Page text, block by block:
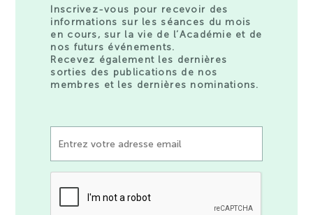
Inscrivez-vous pour recevoir des
informations sur les séances du mois
en cours, sur la vie de l’Académie et de
nos futurs événements.
Recevez également les dernières
sorties des publications de nos
membres et les dernières nominations.